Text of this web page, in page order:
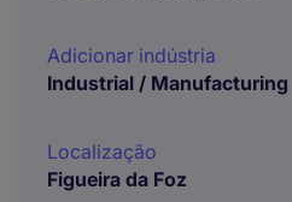
Adicionar indústria
Industrial / Manufacturing
Localização
Figueira da Foz